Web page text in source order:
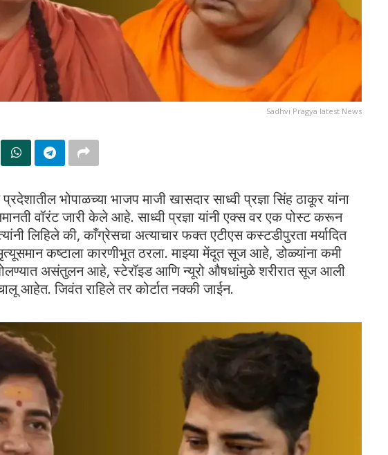
Sadhvi Pragya latest News
भोपाळच्या भाजप माजी खासदार साध्वी प्रज्ञा सिंह ठाकूर यांना
वॉरंट जारी केले आहे. साध्वी प्रज्ञा यांनी एक्स वर एक पोस्ट करून
लिहिले की, काँग्रेसचा अत्याचार फक्त एटीएस कस्टडीपुरता मर्यादित
कष्टाला कारणीभूत ठरला. माझ्या मेंदूत सूज आहे, डोळ्यांना कमी
असंतुलन आहे, स्टेरॉइड आणि न्यूरो औषधांमुळे शरीरात सूज आली
आहेत. जिवंत राहिले तर कोर्टात नक्की जाईन.